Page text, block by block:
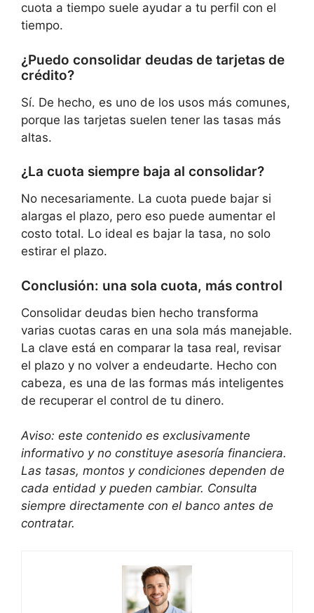
cuota a tiempo suele ayudar a tu perfil con el
tiempo.
¿Puedo consolidar deudas de tarjetas de
crédito?
Sí. De hecho, es uno de los usos más comunes,
porque las tarjetas suelen tener las tasas más
altas.
¿La cuota siempre baja al consolidar?
No necesariamente. La cuota puede bajar si
alargas el plazo, pero eso puede aumentar el
costo total. Lo ideal es bajar la tasa, no solo
estirar el plazo.
Conclusión: una sola cuota, más control
Consolidar deudas bien hecho transforma
varias cuotas caras en una sola más manejable.
La clave está en comparar la tasa real, revisar
el plazo y no volver a endeudarte. Hecho con
cabeza, es una de las formas más inteligentes
de recuperar el control de tu dinero.
Aviso: este contenido es exclusivamente
informativo y no constituye asesoría financiera.
Las tasas, montos y condiciones dependen de
cada entidad y pueden cambiar. Consulta
siempre directamente con el banco antes de
contratar.